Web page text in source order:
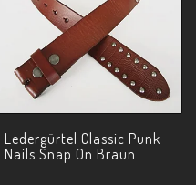
Ledergürtel Classic Punk
Nails Snap On Braun.